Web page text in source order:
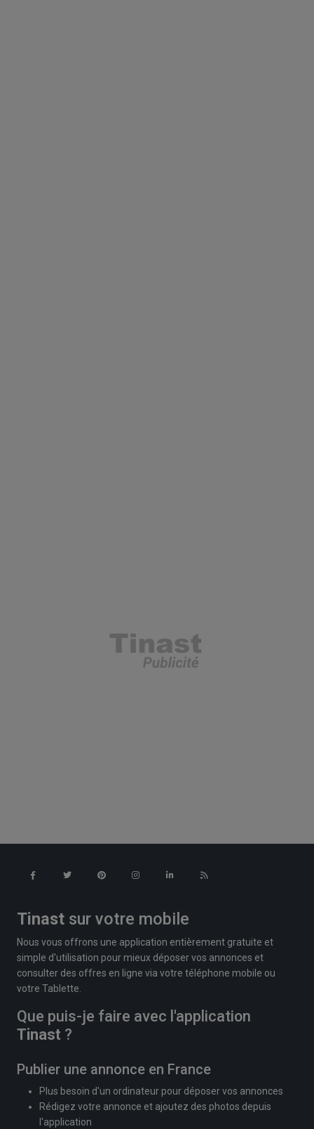
Tinast sur votre mobile
Nous vous offrons une application entièrement gratuite et
simple d'utilisation pour mieux déposer vos annonces et
consulter des offres en ligne via votre téléphone mobile ou
votre Tablette.
Que puis-je faire avec l'application
Tinast ?
Publier une annonce en France
Plus besoin d'un ordinateur pour déposer vos annonces
Rédigez votre annonce et ajoutez des photos depuis
l'application